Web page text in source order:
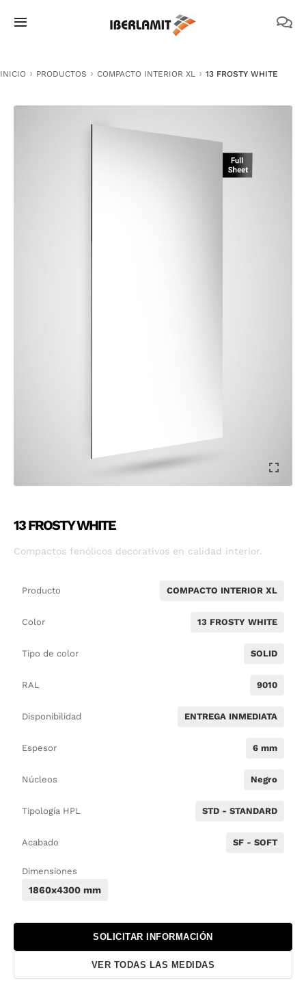
Toggle
NOSOTROS
INICIO PRODUCTOS COMPACTO INTERIOR XL 13 FROSTY WHITE
13 FROSTY WHITE
Compactos fenólicos decorativos en calidad interior.
Producto COMPACTO INTERIOR XL
Color 13 FROSTY WHITE
Tipo de color SOLID
RAL 9010
Disponibilidad ENTREGA INMEDIATA
Espesor 6 mm
Núcleos Negro
Tipología HPL STD - STANDARD
Acabado SF - SOFT
Dimensiones
1860x4300 mm
SOLICITAR INFORMACIÓN
VER TODAS LAS MEDIDAS